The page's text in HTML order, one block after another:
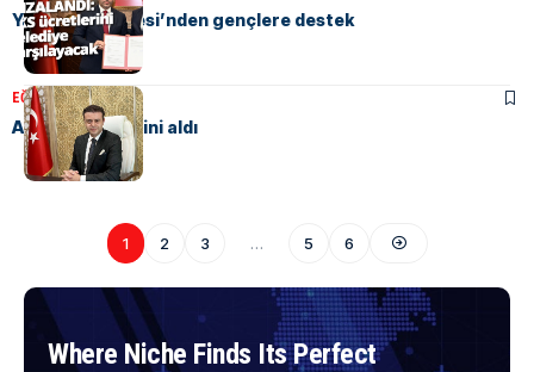
Yalova Belediyesi’nden gençlere destek
EĞITIM23 Ocak 2024
Akmeşe, asaletini aldı
1 2 3 … 5 6
Where Niche Finds Its Perfect